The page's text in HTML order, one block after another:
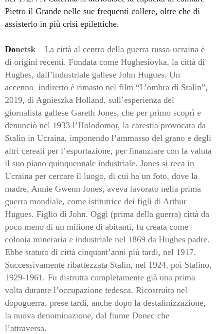
Pietro il Grande nelle sue frequenti collere, oltre che di
assisterlo in più crisi epilettiche.
Donetsk – La città al centro della guerra russo-ucraina è
di origini recenti. Fondata come Hughesiovka, la città di
Hughes, dall’industriale gallese John Hugues. Un
accenno indiretto è rimasto nel film “L’ombra di Stalin”,
2019, di Agnieszka Holland, sull’esperienza del
giornalista gallese Gareth Jones, che per primo scoprì e
denunciò nel 1933 l’Holodomor, la carestia provocata da
Stalin in Ucraina, imponendo l’ammasso del grano e degli
altri cereali per l’esportazione, per finanziare con la valuta
il suo piano quinquennale industriale. Jones si reca in
Ucraina per cercare il luogo, di cui ha un foto, dove la
madre, Annie Gwenn Jones, aveva lavorato nella prima
guerra mondiale, come istitutrice dei figli di Arthur
Hugues. Figlio di John. Oggi (prima della guerra) città da
poco meno di un milione di abitanti, fu creata come
colonia mineraria e industriale nel 1869 da Hughes padre.
Ebbe statuto di città cinquant’anni più tardi, nel 1917.
Successivamente ribattezzata Stalin, nel 1924, poi Stalino,
1929-1961. Fu distrutta completamente già una prima
volta durante l’occupazione tedesca. Ricostruita nel
dopoguerra, prese tardi, anche dopo la destalinizzazione,
la nuova denominazione, dal fiume Donec che
l’attraversa.